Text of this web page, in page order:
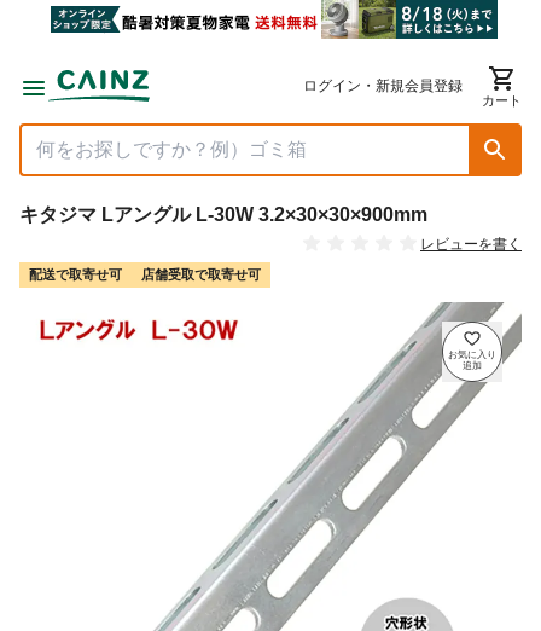
ログイン・新規会員登録
カート
キタジマ Lアングル L-30W 3.2×30×30×900mm
レビューを書く
配送で取寄せ可 店舗受取で取寄せ可